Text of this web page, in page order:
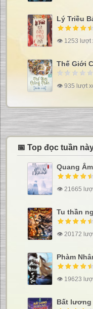
Lý Triều
👁 1253 lượt
Thế Giới
👁 935 lượt
📅 Top đọc tuần
Quang
👁 21665
Tu thần
👁 20172
Phàm
👁 19623
Bất